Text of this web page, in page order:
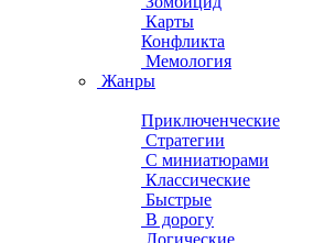
Карты
Конфликта
Мемология
Жанры
Приключенческие
Стратегии
С миниатюрами
Классические
Быстрые
В дорогу
Логические